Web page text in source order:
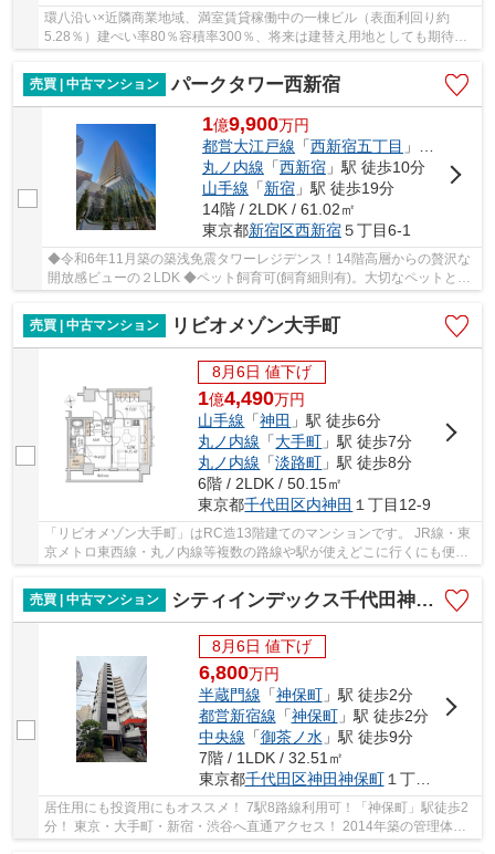
環八沿い×近隣商業地域、満室賃貸稼働中の一棟ビル（表面利回り約
5.28％）建ぺい率80％容積率300％、将来は建替え用地としても期待で
売買 | 中古マンション
パークタワー西新宿
1億9,900万円
都営大江戸線 「西新宿五丁目 」駅 徒歩7分
丸ノ内線 「西新宿」駅 徒歩10分
山手線 「新宿」駅 徒歩19分
14階 / 2LDK / 61.02㎡
東京都新宿区西新宿５丁目6-1
◆令和6年11月築の築浅免震タワーレジデンス！14階高層からの贅沢な
開放感ビューの２LDK ◆ペット飼育可(飼育細則有)。大切なペットと暮
売買 | 中古マンション
リビオメゾン大手町
8月6日 値下げ
1億4,490万円
山手線 「神田 」駅 徒歩6分
丸ノ内線 「大手町 」駅 徒歩7分
丸ノ内線 「淡路町 」駅 徒歩8分
6階 / 2LDK / 50.15㎡
東京都千代田区内神田 １丁目12-9
「リビオメゾン大手町」はRC造13階建てのマンションです。 JR線・東
京メトロ東西線・丸ノ内線等複数の路線や駅が使えどこに行くにも便利
な立地です。 コンビニやスーパー、商店街など...
売買 | 中古マンション
シティインデックス千代田神保町
8月6日 値下げ
6,800万円
半蔵門線 「神保町」駅 徒歩2分
都営新宿線 「神保町」駅 徒歩2分
中央線 「御茶ノ水 」駅 徒歩9分
7階 / 1LDK / 32.51㎡
東京都千代田区神田神保町１丁目18-2
居住用にも投資用にもオススメ！ 7駅8路線利用可！「神保町」駅徒歩2
分！ 東京・大手町・新宿・渋谷へ直通アクセス！ 2014年築の管理体制
良好マンションです。 都心の利便を大いに享受...